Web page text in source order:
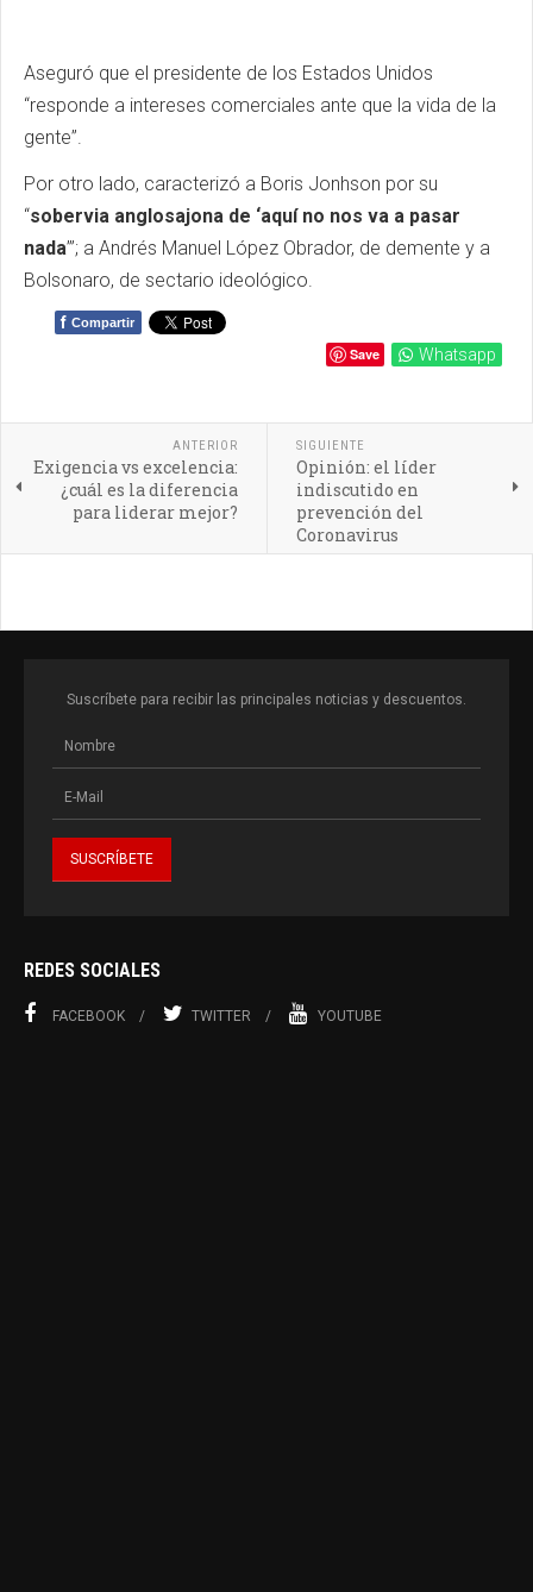
Aseguró que el presidente de los Estados Unidos
“responde a intereses comerciales ante que la vida de la
gente”.
Por otro lado, caracterizó a Boris Jonhson por su
“sobervia anglosajona de ‘aquí no nos va a pasar
nada’”; a Andrés Manuel López Obrador, de demente y a
Bolsonaro, de sectario ideológico.
f Compartir
Save Whatsapp
ANTERIOR
Exigencia vs excelencia:
¿cuál es la diferencia
para liderar mejor?
SIGUIENTE
Opinión: el líder
indiscutido en
prevención del
Coronavirus
Suscríbete para recibir las principales noticias y descuentos.
REDES SOCIALES
FACEBOOK TWITTER YOUTUBE